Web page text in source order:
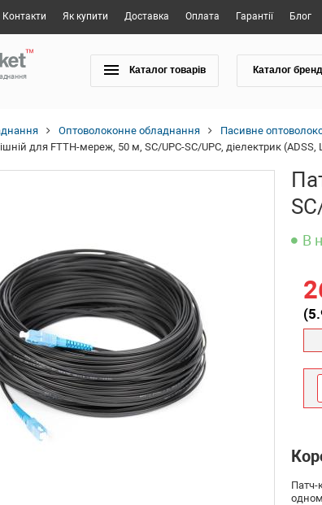
Контакти Як купити Доставка Оплата Гарантії Блог
Каталог товарів Каталог
Оптоволоконне обладнання Пасивне
для FTTH-мереж, 50 м, SC/UPC-SC/UPC, діелектрик (ADSS,
В
(
Патч-